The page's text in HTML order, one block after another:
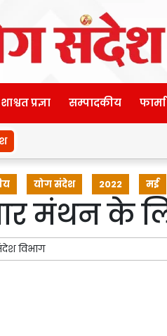
शाश्वत प्रज्ञा सम्पादकीय
योग संदेश 2022 मई
मंथन के
विभाग